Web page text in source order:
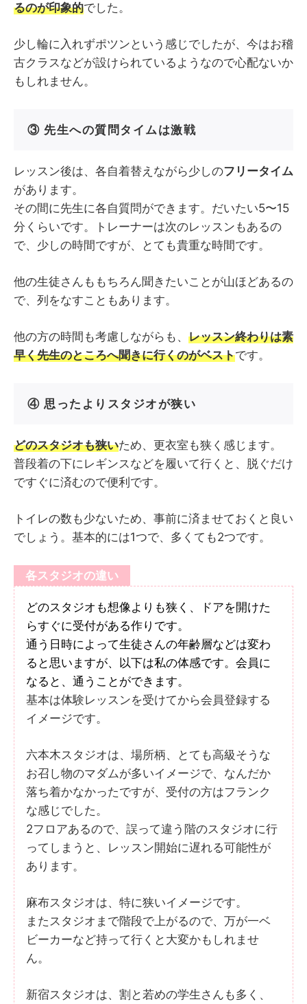
るのが印象的でした。
少し輪に入れずポツンという感じでしたが、今はお稽
古クラスなどが設けられているようなので心配ないか
もしれません。
③ 先生への質問タイムは激戦
レッスン後は、各自着替えながら少しのフリータイム
があります。
その間に先生に各自質問ができます。だいたい5〜15
分くらいです。トレーナーは次のレッスンもあるの
で、少しの時間ですが、とても貴重な時間です。
他の生徒さんももちろん聞きたいことが山ほどあるの
で、列をなすこともあります。
他の方の時間も考慮しながらも、 レッスン終わりは素
早く先生のところへ聞きに行くのがベストです。
④ 思ったよりスタジオが狭い
どのスタジオも狭いため、更衣室も狭く感じます。
普段着の下にレギンスなどを履いて行くと、脱ぐだけ
ですぐに済むので便利です。
トイレの数も少ないため、事前に済ませておくと良い
でしょう。基本的には1つで、多くても2つです。
各スタジオの違い
どのスタジオも想像よりも狭く、ドアを開けた
らすぐに受付がある作りです。
通う日時によって生徒さんの年齢層などは変わ
ると思いますが、以下は私の体感です。会員に
なると、通うことができます。
基本は体験レッスンを受けてから会員登録する
イメージです。
六本木スタジオは、場所柄、とても高級そうな
お召し物のマダムが多いイメージで、なんだか
落ち着かなかったですが、受付の方はフランク
な感じでした。
2フロアあるので、誤って違う階のスタジオに行
ってしまうと、レッスン開始に遅れる可能性が
あります。
麻布スタジオは、特に狭いイメージです。
またスタジオまで階段で上がるので、万が一ベ
ビーカーなど持って行くと大変かもしれませ
ん。
新宿スタジオは、割と若めの学生さんも多く、